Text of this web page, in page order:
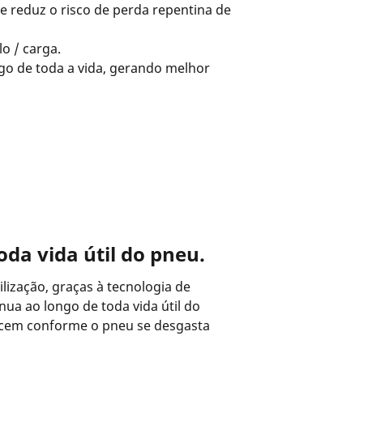
reduz o risco de perda repentina de
/ carga.
de toda a vida, gerando melhor
vida útil do pneu.
graças à tecnologia de
ao longo de toda vida útil do
conforme o pneu se desgasta